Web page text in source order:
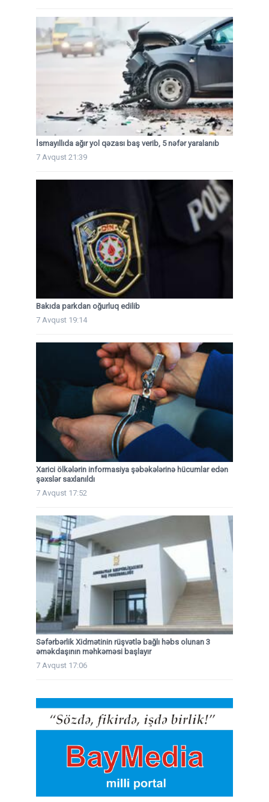
İsmayıllıda ağır yol qəzası baş verib, 5 nəfər yaralanıb
7 Avqust 21:39
Bakıda parkdan oğurluq edilib
7 Avqust 19:14
Xarici ölkələrin informasiya şəbəkələrinə hücumlar edən
şəxslər saxlanıldı
7 Avqust 17:52
Səfərbərlik Xidmətinin rüşvətlə bağlı həbs olunan 3
əməkdaşının məhkəməsi başlayır
7 Avqust 17:06